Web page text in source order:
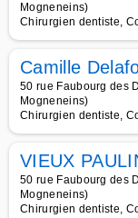
Mogneneins)
Chirurgien dentiste,
Camille
50 rue Faubourg des
Mogneneins)
Chirurgien dentiste,
VIEUX
50 rue Faubourg des
Mogneneins)
Chirurgien dentiste,